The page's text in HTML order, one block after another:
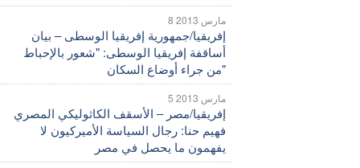
8 مارس 2013
إفريقيا/جمهورية إفريقيا الوسطى – بيان
أساقفة إفريقيا الوسطى: "شعور بالإحباط
5 مارس 2013
إفريقيا/مصر – الأسقف الكاثوليكي المصري
فهيم حنا: رجال السياسة الأميركيون لا
يفهمون ما يحصل في مصر